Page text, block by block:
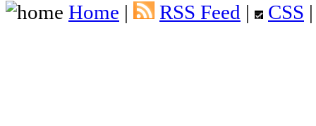
Home | RSS Feed | CSS